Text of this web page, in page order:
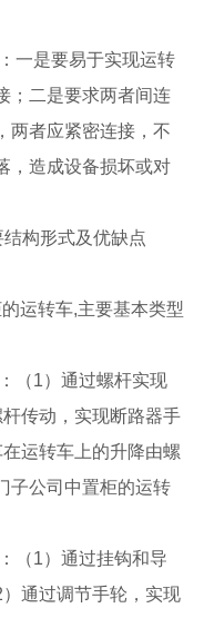
是要易于实现运转
；二是要求两者间连
两者应紧密连接，不
，造成设备损坏或对
构形式及优缺点
转车,主要基本类型
1）通过螺杆实现
传动，实现断路器手
运转车上的升降由螺
子公司中置柜的运转
1）通过挂钩和导
通过调节手轮，实现